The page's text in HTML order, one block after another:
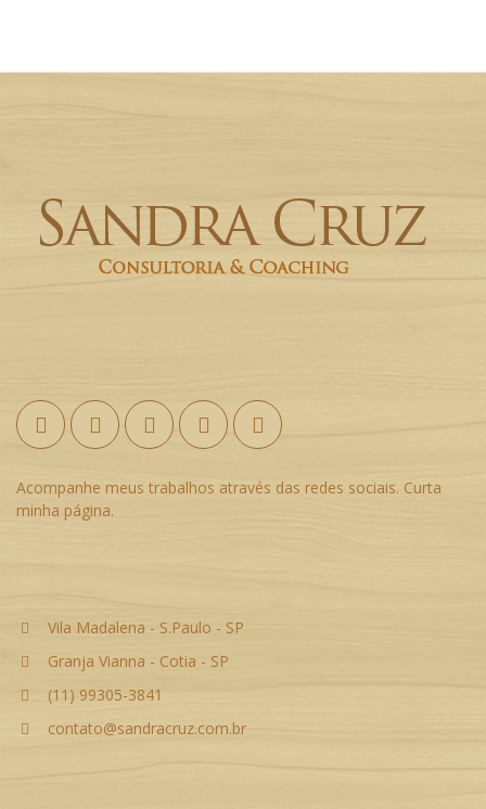
Acompanhe meus trabalhos através das redes sociais. Curta
minha página.
Vila Madalena - S.Paulo - SP
Granja Vianna - Cotia - SP
(11) 99305-3841
contato@sandracruz.com.br